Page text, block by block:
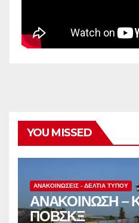
YOU MISSED
ΑΝΑΚΟΙΝΏΣΕΙΣ - ΔΕΛΤΊΑ ΤΎΠΟΥ
ΑΝΑΚΟΙΝΩΣΗ –
ΠΟΒΣΚΞ